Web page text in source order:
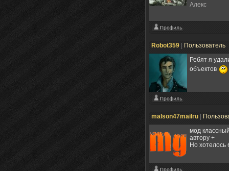
Алекс
Robot359 Пользователь
Ребят я
объектов
malson47mailru
мод
автору +
Но хотелось